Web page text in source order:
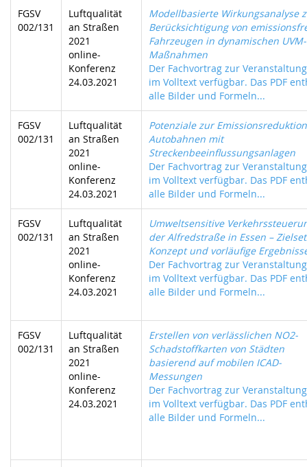
FGSV
002/131
Luftqualität
an Straßen
2021
online-
Konferenz
24.03.2021
Modellbasierte Wirkungsanalyse
Berücksichtigung von
Fahrzeugen in dynamischen UVM-
Maßnahmen
Der Fachvortrag zur
im Volltext verfügbar. Das PDF
alle Bilder und Formeln...
FGSV
002/131
Luftqualität
an Straßen
2021
online-
Konferenz
24.03.2021
Potenziale zur
Autobahnen mit
Streckenbeeinflussungsanlagen
Der Fachvortrag zur
im Volltext verfügbar. Das PDF
alle Bilder und Formeln...
FGSV
002/131
Luftqualität
an Straßen
2021
online-
Konferenz
24.03.2021
Umweltsensitive
der Alfredstraße in Essen –
Konzept und vorläufige
Der Fachvortrag zur
im Volltext verfügbar. Das PDF
alle Bilder und Formeln...
FGSV
002/131
Luftqualität
an Straßen
2021
online-
Konferenz
24.03.2021
Erstellen von verlässlichen NO2-
Schadstoffkarten von Städten
basierend auf mobilen ICAD-
Messungen
Der Fachvortrag zur
im Volltext verfügbar. Das PDF
alle Bilder und Formeln...